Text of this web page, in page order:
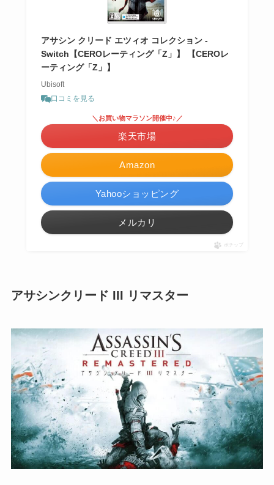
アサシン クリード エツィオ コレクション -
Switch【CEROレーティング「Z」】 【CEROレ
ーティング「Z」】
Ubisoft
口コミを見る
Amazon
＼お買い物マラソン開催中♪／
楽天市場
Yahooショッピング
メルカリ
ポチップ
アサシンクリード III リマスター